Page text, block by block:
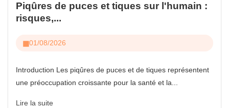
Piqûres de puces et tiques sur l'humain :
risques,...
01/08/2026
Introduction Les piqûres de puces et de tiques représentent
une préoccupation croissante pour la santé et la...
Lire la suite